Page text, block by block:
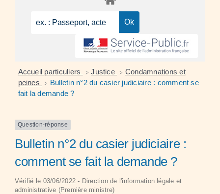
Accueil particuliers > Justice > Condamnations et
peines
> Bulletin n°2 du casier judiciaire : comment se
fait la demande ?
Question-réponse
Bulletin n°2 du casier judiciaire :
comment se fait la demande ?
Vérifié le 03/06/2022 - Direction de l'information légale et
administrative (Première ministre)